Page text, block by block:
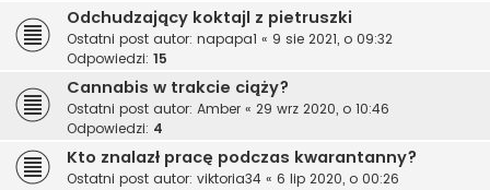
Odchudzający koktajl z pietruszki
Ostatni post autor: napapa1 « 9 sie 2021, o 09:32
Odpowiedzi: 15
Cannabis w trakcie ciąży?
Ostatni post autor: Amber « 29 wrz 2020, o 10:46
Odpowiedzi: 4
Kto znalazł pracę podczas kwarantanny?
Ostatni post autor: viktoria34 « 6 lip 2020, o 00:26